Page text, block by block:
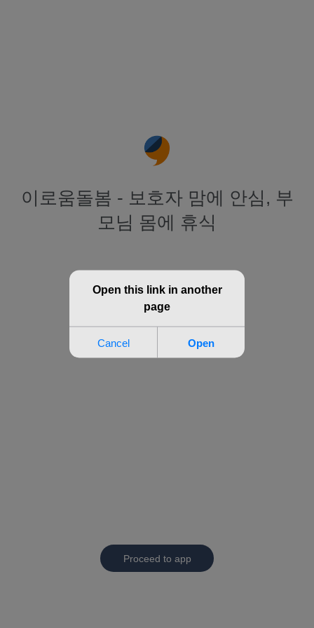
이로움돌봄 - 보호자 맘에 안심, 부
모님 몸에 휴식
Proceed to app